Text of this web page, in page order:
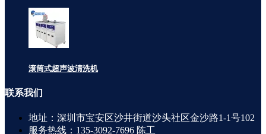
滚筒式超声波清洗机
联系我们
地址：深圳市宝安区沙井街道沙头社区金沙路1-1号102
服务热线：135-3092-7696 陈工